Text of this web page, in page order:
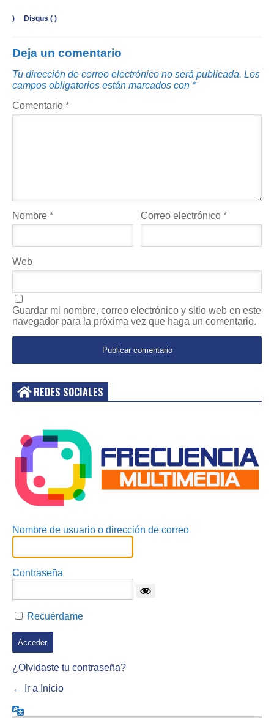
) Disqus ( )
Deja un comentario
Tu dirección de correo electrónico no será publicada. Los
campos obligatorios están marcados con *
Comentario *
Nombre * Correo electrónico*
Web
Guardar mi nombre, correo electrónico y sitio web en este
navegador para la próxima vez que haga un comentario.
REDES SOCIALES
Nombre de usuario o dirección de correo
Contraseña
Recuérdame
¿Olvidaste tu contraseña?
← Ir a Inicio